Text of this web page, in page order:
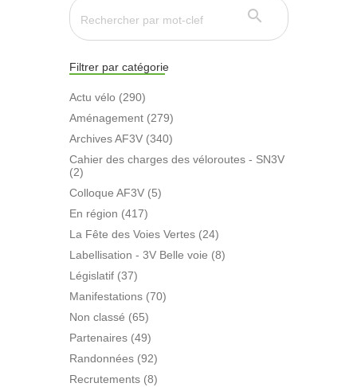

Filtrer par catégorie
Actu vélo (290)
Aménagement (279)
Archives AF3V (340)
Cahier des charges des véloroutes - SN3V
(2)
Colloque AF3V (5)
En région (417)
La Fête des Voies Vertes (24)
Labellisation - 3V Belle voie (8)
Législatif (37)
Manifestations (70)
Non classé (65)
Partenaires (49)
Randonnées (92)
Recrutements (8)